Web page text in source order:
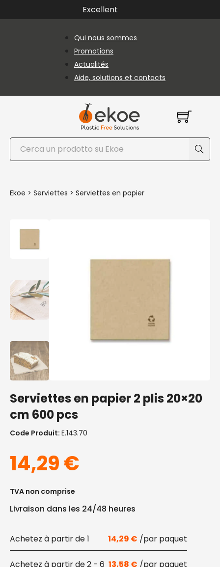
Passer au contenu principal
Passer au pied de page
Excellent
Qui nous sommes
Promotions
Actualités
Aide, solutions et contacts
Rechercher
Ekoe > Serviettes > Serviettes en papier
Serviettes en papier 2 plis 20×20
cm 600 pcs
Code Produit: E.143.70
14,29€
TVA non comprise
Livraison dans les 24/48 heures
1 14,29 €
2 - 6 13,58 €